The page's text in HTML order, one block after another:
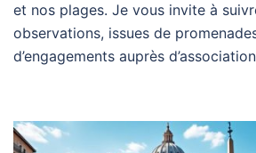
et nos plages. Je vous invite à
observations, issues de
d’engagements auprès